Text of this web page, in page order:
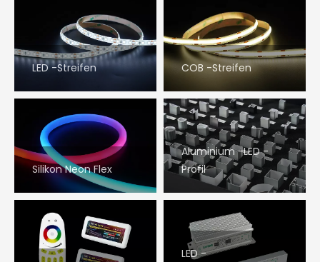
LED -Streifen COB -Streifen
Silikon Neon Flex
Aluminium -LED -
Profil
LED -